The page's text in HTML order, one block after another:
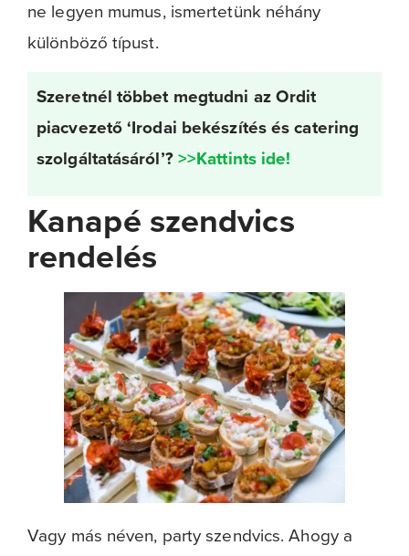
ne legyen mumus, ismertetünk néhány
különböző típust.
Szeretnél többet megtudni az Ordit
piacvezető ‘Irodai bekészítés és catering
szolgáltatásáról’? >>Kattints ide!
Kanapé szendvics
rendelés
Vagy más néven, party szendvics. Ahogy a